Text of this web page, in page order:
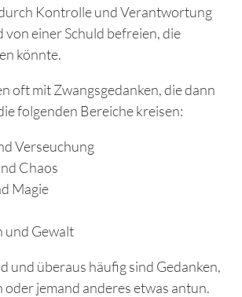
Kontrolle und Verantwortung
von einer Schuld befreien, die
könnte.
oft mit Zwangsgedanken, die dann
folgenden Bereiche kreisen:
Verseuchung
Chaos
Magie
und Gewalt
und überaus häufig sind Gedanken,
oder jemand anderes etwas antun.